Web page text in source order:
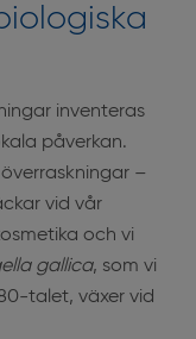
inventeras
påverkan.
–
vid vår
och vi
gallica, som vi
talet, växer vid